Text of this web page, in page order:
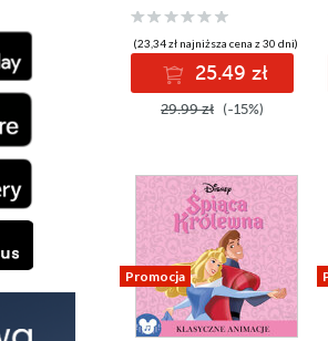
(23,34 zł najniższa cena z 30 dni)
25.49 zł
29.99 zł (-15%)
Promocja